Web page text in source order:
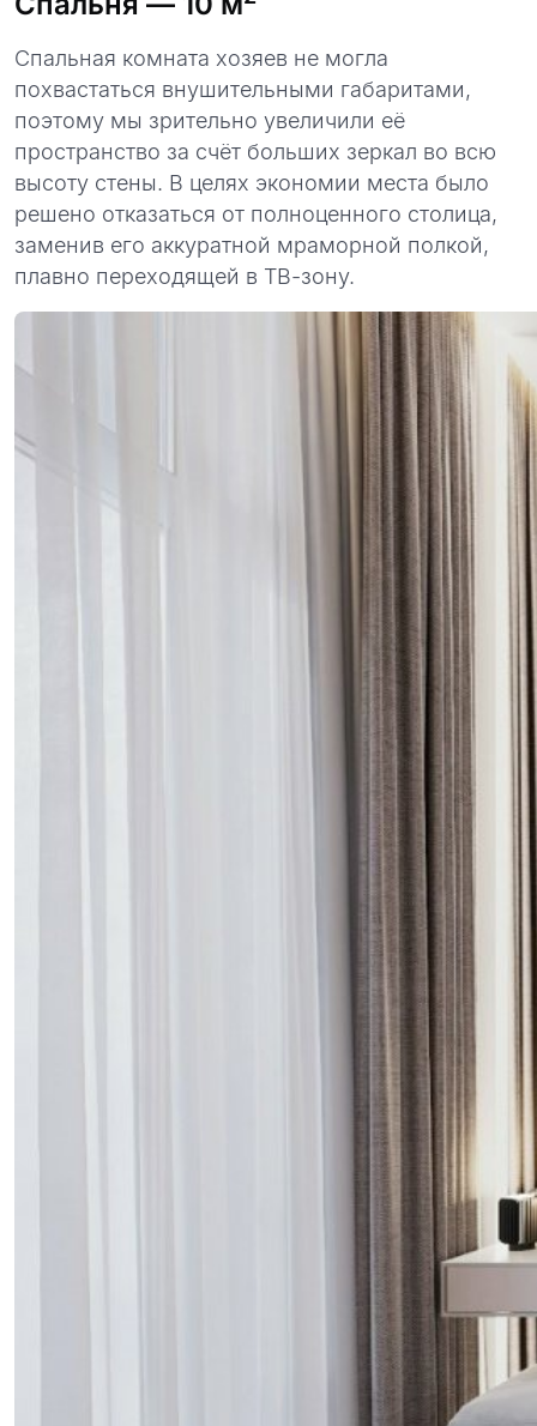
Спальная комната хозяев не могла
похвастаться внушительными габаритами,
поэтому мы зрительно увеличили её
пространство за счёт больших зеркал во всю
высоту стены. В целях экономии места было
решено отказаться от полноценного столица,
заменив его аккуратной мраморной полкой,
плавно переходящей в ТВ-зону.